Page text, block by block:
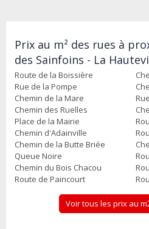
Prix au m² des rues à
des Sainfoins - La
Route de la Boissière
Rue de la Pompe
Chemin de la Mare
Chemin des Ruelles
Place de la Mairie
Chemin d'Adainville
Chemin de la Butte Briée
Queue Noire
Chemin du Bois Chacou
Route de Paincourt
Voir tous les prix au